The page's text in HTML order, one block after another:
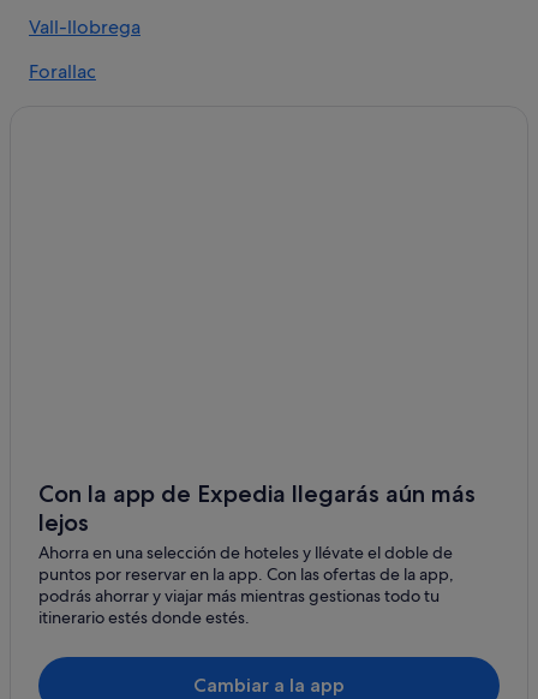
Alojamientos agroturísticos en Palamós
Hoteles cerca de Playa La Fosca
Hoteles de 3 estrellas en Palamós
Apartamentos en Sant Antoni de Calonge
Hoteles cerca de Museo de la Pesca
Palamós hoteles
Chalets en Palamós
Vall-llobrega
Forallac
Con la app de Expedia llegarás aún más
lejos
Ahorra en una selección de hoteles y llévate el doble de
puntos por reservar en la app. Con las ofertas de la app,
podrás ahorrar y viajar más mientras gestionas todo tu
itinerario estés donde estés.
Cambiar a la app